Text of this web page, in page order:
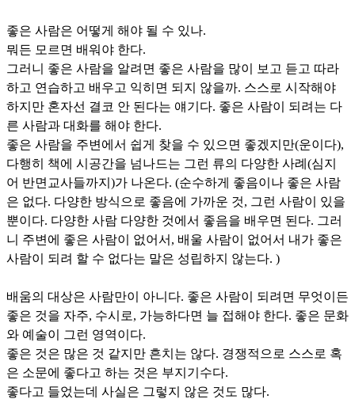
좋은 사람은 어떻게 해야 될 수 있나.
뭐든 모르면 배워야 한다.
그러니 좋은 사람을 알려면 좋은 사람을 많이 보고 듣고 따라
하고 연습하고 배우고 익히면 되지 않을까. 스스로 시작해야
하지만 혼자선 결코 안 된다는 얘기다. 좋은 사람이 되려는 다
른 사람과 대화를 해야 한다.
좋은 사람을 주변에서 쉽게 찾을 수 있으면 좋겠지만(운이다),
다행히 책에 시공간을 넘나드는 그런 류의 다양한 사례(심지
어 반면교사들까지)가 나온다. (순수하게 좋음이나 좋은 사람
은 없다. 다양한 방식으로 좋음에 가까운 것, 그런 사람이 있을
뿐이다. 다양한 사람 다양한 것에서 좋음을 배우면 된다. 그러
니 주변에 좋은 사람이 없어서, 배울 사람이 없어서 내가 좋은
사람이 되려 할 수 없다는 말은 성립하지 않는다. )
배움의 대상은 사람만이 아니다. 좋은 사람이 되려면 무엇이든
좋은 것을 자주, 수시로, 가능하다면 늘 접해야 한다. 좋은 문화
와 예술이 그런 영역이다.
좋은 것은 많은 것 같지만 흔치는 않다. 경쟁적으로 스스로 혹
은 소문에 좋다고 하는 것은 부지기수다.
좋다고 들었는데 사실은 그렇지 않은 것도 많다.